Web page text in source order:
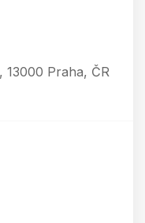
13000 Praha, ČR